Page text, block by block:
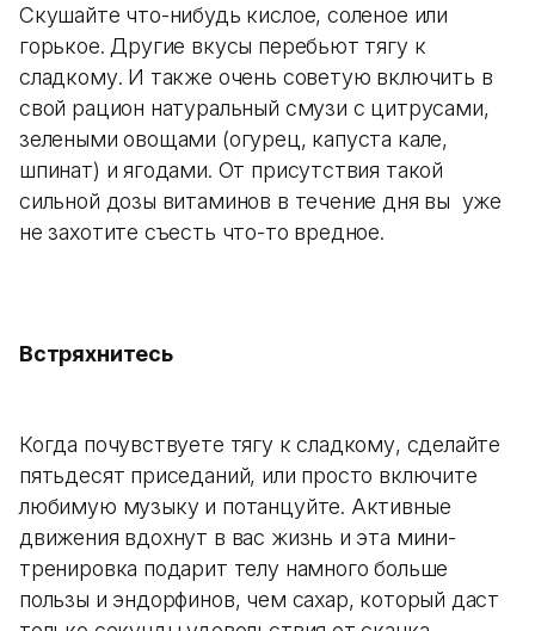
Скушайте что-нибудь кислое, соленое или
горькое. Другие вкусы перебьют тягу к
сладкому. И также очень советую включить в
свой рацион натуральный смузи с цитрусами,
зелеными овощами (огурец, капуста кале,
шпинат) и ягодами. От присутствия такой
сильной дозы витаминов в течение дня вы уже
не захотите съесть что-то вредное.
Встряхнитесь
Когда почувствуете тягу к сладкому, сделайте
пятьдесят приседаний, или просто включите
любимую музыку и потанцуйте. Активные
движения вдохнут в вас жизнь и эта мини-
тренировка подарит телу намного больше
пользы и эндорфинов, чем сахар, который даст